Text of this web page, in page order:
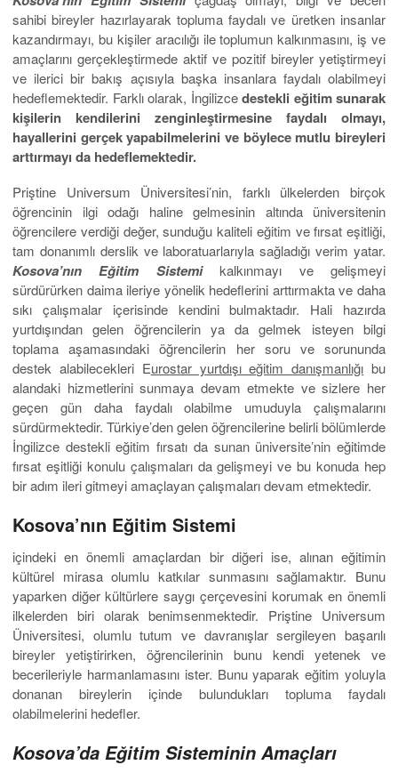
sahibi bireyler hazırlayarak topluma faydalı ve üretken insanlar
kazandırmayı, bu kişiler aracılığı ile toplumun kalkınmasını, iş ve
amaçlarını gerçekleştirmede aktif ve pozitif bireyler yetiştirmeyi
ve ilerici bir bakış açısıyla başka insanlara faydalı olabilmeyi
hedeflemektedir. Farklı olarak, İngilizcedestekli eğitim sunarak
kişilerin kendilerini zenginleştirmesine faydalı olmayı,
hayallerini gerçek yapabilmelerini ve böylece mutlu bireyleri
arttırmayı da hedeflemektedir.
Priştine Universum Üniversitesi’nin, farklı ülkelerden birçok
öğrencinin ilgi odağı haline gelmesinin altında üniversitenin
öğrencilere verdiği değer, sunduğu kaliteli eğitim ve fırsat eşitliği,
tam donanımlı derslik ve laboratuarlarıyla sağladığı verim yatar.
Kosova’nın Eğitim Sistemi
kalkınmayı ve gelişmeyi
sürdürürken daima ileriye yönelik hedeflerini arttırmakta ve daha
sıkı çalışmalar içerisinde kendini bulmaktadır. Hali hazırda
yurtdışından gelen öğrencilerin ya da gelmek isteyen bilgi
toplama aşamasındaki öğrencilerin her soru ve sorununda
destek alabilecekleri Eurostar yurtdışı eğitim danışmanlığı bu
alandaki hizmetlerini sunmaya devam etmekte ve sizlere her
geçen gün daha faydalı olabilme umuduyla çalışmalarını
sürdürmektedir. Türkiye’den gelen öğrencilerine belirli bölümlerde
İngilizce destekli eğitim fırsatı da sunan üniversite’nin eğitimde
fırsat eşitliği konulu çalışmaları da gelişmeyi ve bu konuda hep
bir adım ileri gitmeyi amaçlayan çalışmaları devam etmektedir.
Kosova’nın Eğitim Sistemi
içindeki en önemli amaçlardan bir diğeri ise, alınan eğitimin
kültürel mirasa olumlu katkılar sunmasını sağlamaktır. Bunu
yaparken diğer kültürlere saygı çerçevesini korumak en önemli
ilkelerden biri olarak benimsenmektedir. Priştine Universum
Üniversitesi, olumlu tutum ve davranışlar sergileyen başarılı
bireyler yetiştirirken, öğrencilerinin bunu kendi yetenek ve
becerileriyle harmanlamasını ister. Bunu yaparak eğitim yoluyla
donanan bireylerin içinde bulundukları topluma faydalı
olabilmelerini hedefler.
Kosova’da Eğitim Sisteminin Amaçları